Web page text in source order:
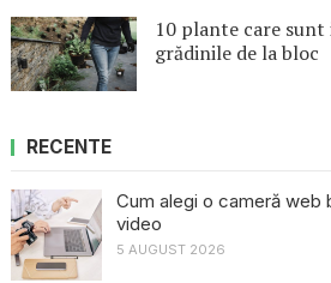
10 plante care
grădinile de la bloc
RECENTE
Cum alegi o cameră web
video
5 AUGUST 2026